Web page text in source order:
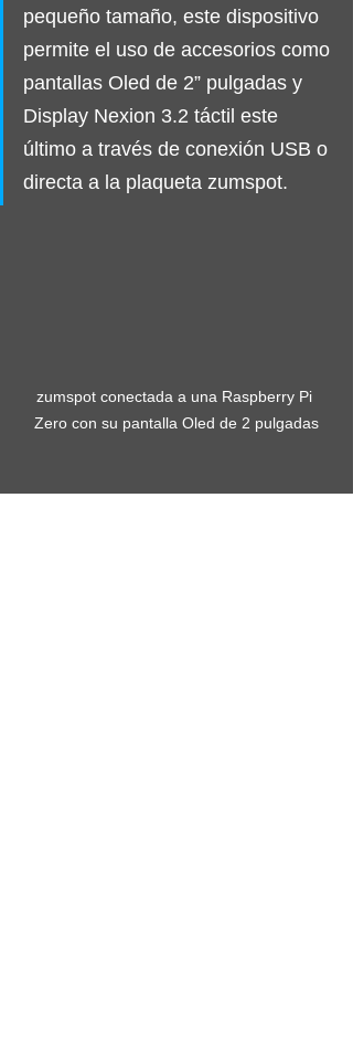
pequeño tamaño, este dispositivo
permite el uso de accesorios como
pantallas Oled de 2” pulgadas y
Display Nexion 3.2 táctil este
último a través de conexión USB o
directa a la plaqueta zumspot.
zumspot conectada a una Raspberry Pi
Zero con su pantalla Oled de 2 pulgadas